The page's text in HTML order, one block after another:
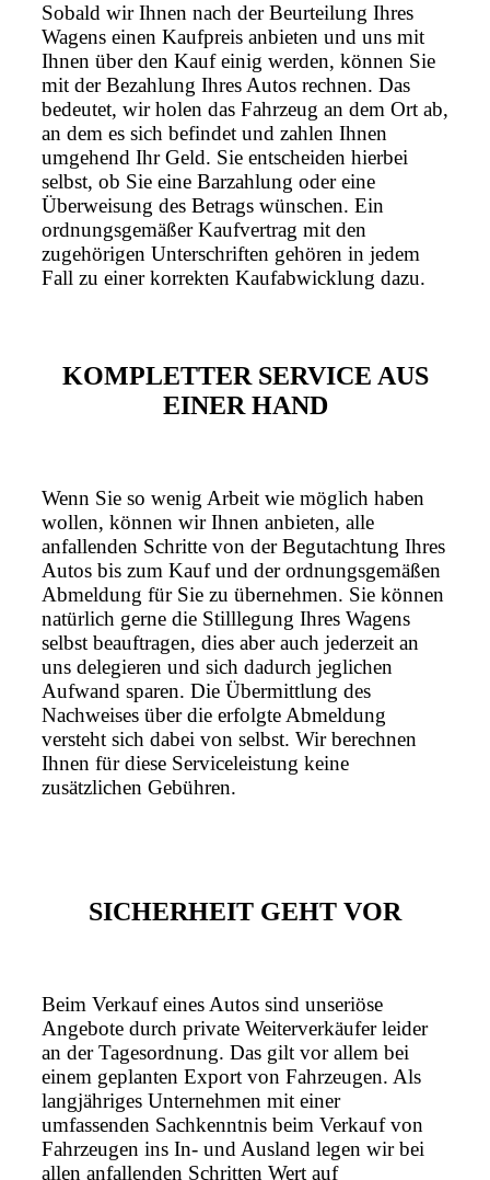
Sobald wir Ihnen nach der Beurteilung Ihres
Wagens einen Kaufpreis anbieten und uns mit
Ihnen über den Kauf einig werden, können Sie
mit der Bezahlung Ihres Autos rechnen. Das
bedeutet, wir holen das Fahrzeug an dem Ort ab,
an dem es sich befindet und zahlen Ihnen
umgehend Ihr Geld. Sie entscheiden hierbei
selbst, ob Sie eine Barzahlung oder eine
Überweisung des Betrags wünschen. Ein
ordnungsgemäßer Kaufvertrag mit den
zugehörigen Unterschriften gehören in jedem
Fall zu einer korrekten Kaufabwicklung dazu.
KOMPLETTER SERVICE AUS
EINER HAND
Wenn Sie so wenig Arbeit wie möglich haben
wollen, können wir Ihnen anbieten, alle
anfallenden Schritte von der Begutachtung Ihres
Autos bis zum Kauf und der ordnungsgemäßen
Abmeldung für Sie zu übernehmen. Sie können
natürlich gerne die Stilllegung Ihres Wagens
selbst beauftragen, dies aber auch jederzeit an
uns delegieren und sich dadurch jeglichen
Aufwand sparen. Die Übermittlung des
Nachweises über die erfolgte Abmeldung
versteht sich dabei von selbst. Wir berechnen
Ihnen für diese Serviceleistung keine
zusätzlichen Gebühren.
SICHERHEIT GEHT VOR
Beim Verkauf eines Autos sind unseriöse
Angebote durch private Weiterverkäufer leider
an der Tagesordnung. Das gilt vor allem bei
einem geplanten Export von Fahrzeugen. Als
langjähriges Unternehmen mit einer
umfassenden Sachkenntnis beim Verkauf von
Fahrzeugen ins In- und Ausland legen wir bei
allen anfallenden Schritten Wert auf